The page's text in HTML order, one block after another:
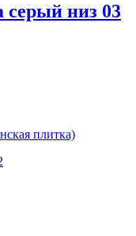
низ 03
плитка)